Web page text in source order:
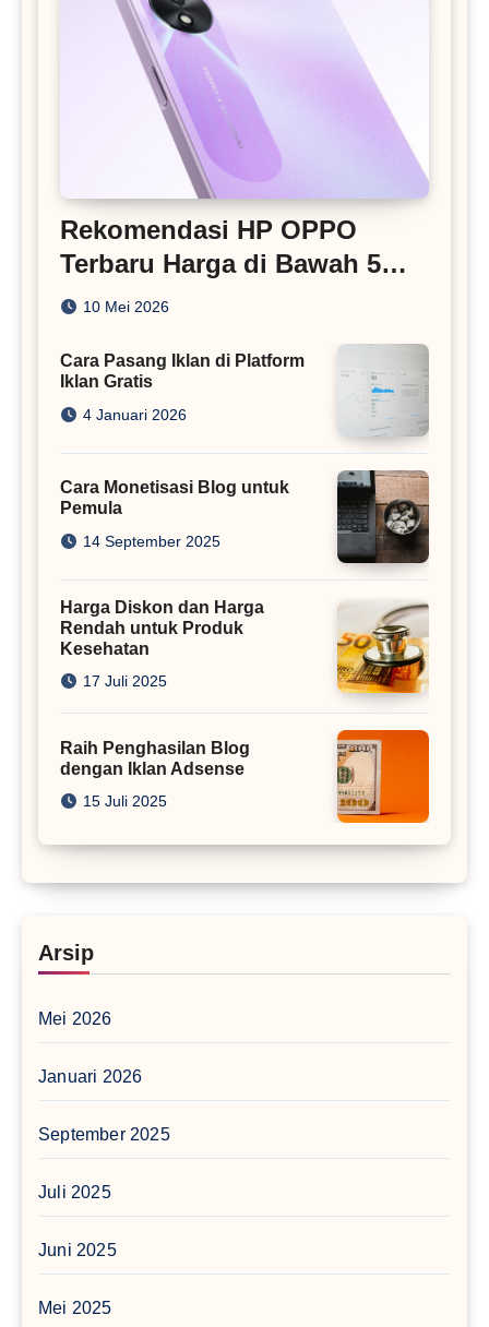
Rekomendasi HP OPPO
Terbaru Harga di Bawah 5
Juta
10 Mei 2026
Cara Pasang Iklan di Platform
Iklan Gratis
4 Januari 2026
Cara Monetisasi Blog untuk
Pemula
14 September 2025
Harga Diskon dan Harga
Rendah untuk Produk
Kesehatan
17 Juli 2025
Raih Penghasilan Blog
dengan Iklan Adsense
15 Juli 2025
Arsip
Mei 2026
Januari 2026
September 2025
Juli 2025
Juni 2025
Mei 2025